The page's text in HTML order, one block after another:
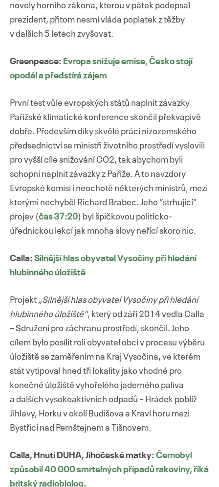
novely horního zákona, kterou v pátek podepsal
prezident, přitom nesmí vláda poplatek z těžby
v dalších 5 letech zvyšovat.
Greenpeace: Evropa snižuje emise, Česko stojí
opodál a předstírá zájem
První test vůle evropských států naplnit závazky
Pařížské klimatické konference skončil překvapivě
dobře. Především díky skvělé práci nizozemského
předsednictví se ministři životního prostředí vyslovili
pro vyšší cíle snižování CO2, tak abychom byli
schopni naplnit závazky z Paříže. A to navzdory
Evropské komisi i neochotě některých ministrů, mezi
kterými nechyběl Richard Brabec. Jeho “strhující”
projev (čas 37:20) byl špičkovou politicko-
úřednickou lekcí jak mnoha slovy neřící skoro nic.
Calla: Silnější hlas obyvatel Vysočiny při hledání
hlubinného úložiště
Projekt „Silnější hlas obyvatel Vysočiny při hledání
hlubinného úložiště“, který od září 2014 vedla Calla
– Sdružení pro záchranu prostředí, skončil. Jeho
cílem bylo posílit roli obyvatel obcí v procesu výběru
úložiště se zaměřením na Kraj Vysočina, ve kterém
stát vytipoval hned tři lokality jako vhodné pro
konečné úložiště vyhořelého jaderného paliva
a dalších vysokoaktivních odpadů – Hrádek poblíž
Jihlavy, Horku v okolí Budišova a Kraví horu mezi
Bystřicí nad Pernštejnem a Tišnovem.
Calla, Hnutí DUHA, Jihočeské matky: Černobyl
způsobil 40 000 smrtelných případů rakoviny, říká
britský radiobiolog.